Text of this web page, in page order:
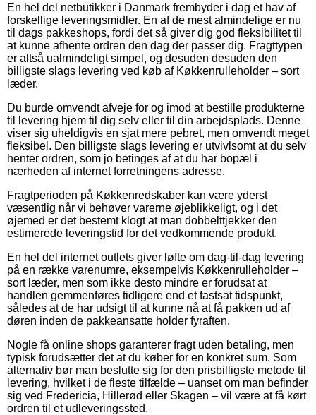
En hel del netbutikker i Danmark frembyder i dag et hav af
forskellige leveringsmidler. En af de mest almindelige er nu
til dags pakkeshops, fordi det så giver dig god fleksibilitet til
at kunne afhente ordren den dag der passer dig. Fragttypen
er altså ualmindeligt simpel, og desuden desuden den
billigste slags levering ved køb af Køkkenrulleholder – sort
læder.
Du burde omvendt afveje for og imod at bestille produkterne
til levering hjem til dig selv eller til din arbejdsplads. Denne
viser sig uheldigvis en sjat mere pebret, men omvendt meget
fleksibel. Den billigste slags levering er utvivlsomt at du selv
henter ordren, som jo betinges af at du har bopæl i
nærheden af internet forretningens adresse.
Fragtperioden på Køkkenredskaber kan være yderst
væsentlig når vi behøver varerne øjeblikkeligt, og i det
øjemed er det bestemt klogt at man dobbelttjekker den
estimerede leveringstid for det vedkommende produkt.
En hel del internet outlets giver løfte om dag-til-dag levering
på en række varenumre, eksempelvis Køkkenrulleholder –
sort læder, men som ikke desto mindre er forudsat at
handlen gemmenføres tidligere end et fastsat tidspunkt,
således at de har udsigt til at kunne nå at få pakken ud af
døren inden de pakkeansatte holder fyraften.
Nogle få online shops garanterer fragt uden betaling, men
typisk forudsætter det at du køber for en konkret sum. Som
alternativ bør man beslutte sig for den prisbilligste metode til
levering, hvilket i de fleste tilfælde – uanset om man befinder
sig ved Fredericia, Hillerød eller Skagen – vil være at få kørt
ordren til et udleveringssted.